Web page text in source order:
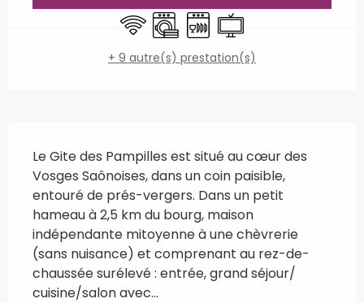
WiFi Lave lingeLave vaisselle
Télévision
+ 9 autre(s) prestation(s)
Le Gite des Pampilles est situé au cœur des
Vosges Saônoises, dans un coin paisible,
entouré de prés-vergers. Dans un petit
hameau à 2,5 km du bourg, maison
indépendante mitoyenne à une chèvrerie
(sans nuisance) et comprenant au rez-de-
chaussée surélevé : entrée, grand séjour/
cuisine/salon avec...